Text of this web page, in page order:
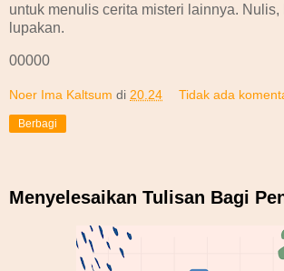
untuk menulis cerita misteri lainnya. Nulis,
lupakan.
00000
Noer Ima Kaltsum di 20.24 Tidak ada
Berbagi
Menyelesaikan Tulisan Bagi